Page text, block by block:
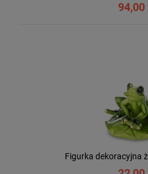
94,00
Figurka dekoracyjna